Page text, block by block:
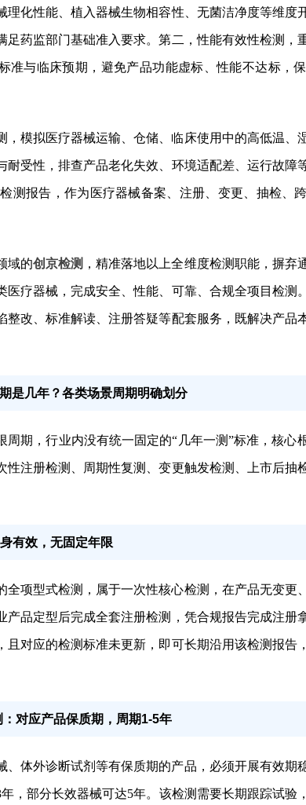
理化性能、植入器械生物相容性、无菌洁净度等维度
足药监部门基础准入要求。第二，性能有效性检测，
准与临床预期，避免产品功能虚标、性能不达标，
，模拟医疗器械运输、仓储、临床使用中的高低温、
耐受性，排查产品老化失效、环境适配差、运行故障
测报告，作为医疗器械备案、注册、变更、抽检、
域的创京检测 ，精准落地以上全维度检测职能，摒
医疗器械，完成安全、性能、可靠、合规全项目检测
整改、标准解读、注册答疑等配套服务，既解决产品
是几年？各类场景周期明确划分
周期，行业内没有统一固定的“几年一测”标准，核心
性注册检测、周期性复测、变更触发检测、上市后抽
有效，无固定年限
全项型式检测，属于一次性核心检测，在产品无变更
产品定型后完成全套注册检测，凭合规报告完成注册
且对应的检测标准未更新，即可长期沿用该检测报告
对应产品保质期，周期1-5年
、体外诊断试剂等有保质期的产品，必须开展有效期
，部分长效器械可达5年。该检测需要长期跟踪试验